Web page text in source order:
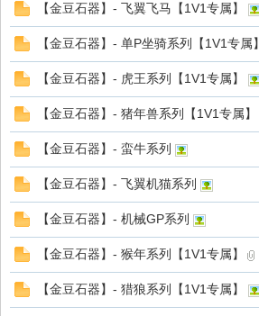
【金豆石器】- 飞翼飞马【1V1专属】
【金豆石器】- 单P坐骑系列【1V1专属】
【金豆石器】- 虎王系列【1V1专属】
【金豆石器】- 猪年兽系列【1V1专属】
【金豆石器】- 蛮牛系列
【金豆石器】- 飞翼机猫系列
【金豆石器】- 机械GP系列
【金豆石器】- 猴年系列【1V1专属】
【金豆石器】- 猎狼系列【1V1专属】